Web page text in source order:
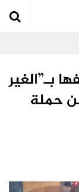
بـ”الغير
حملة